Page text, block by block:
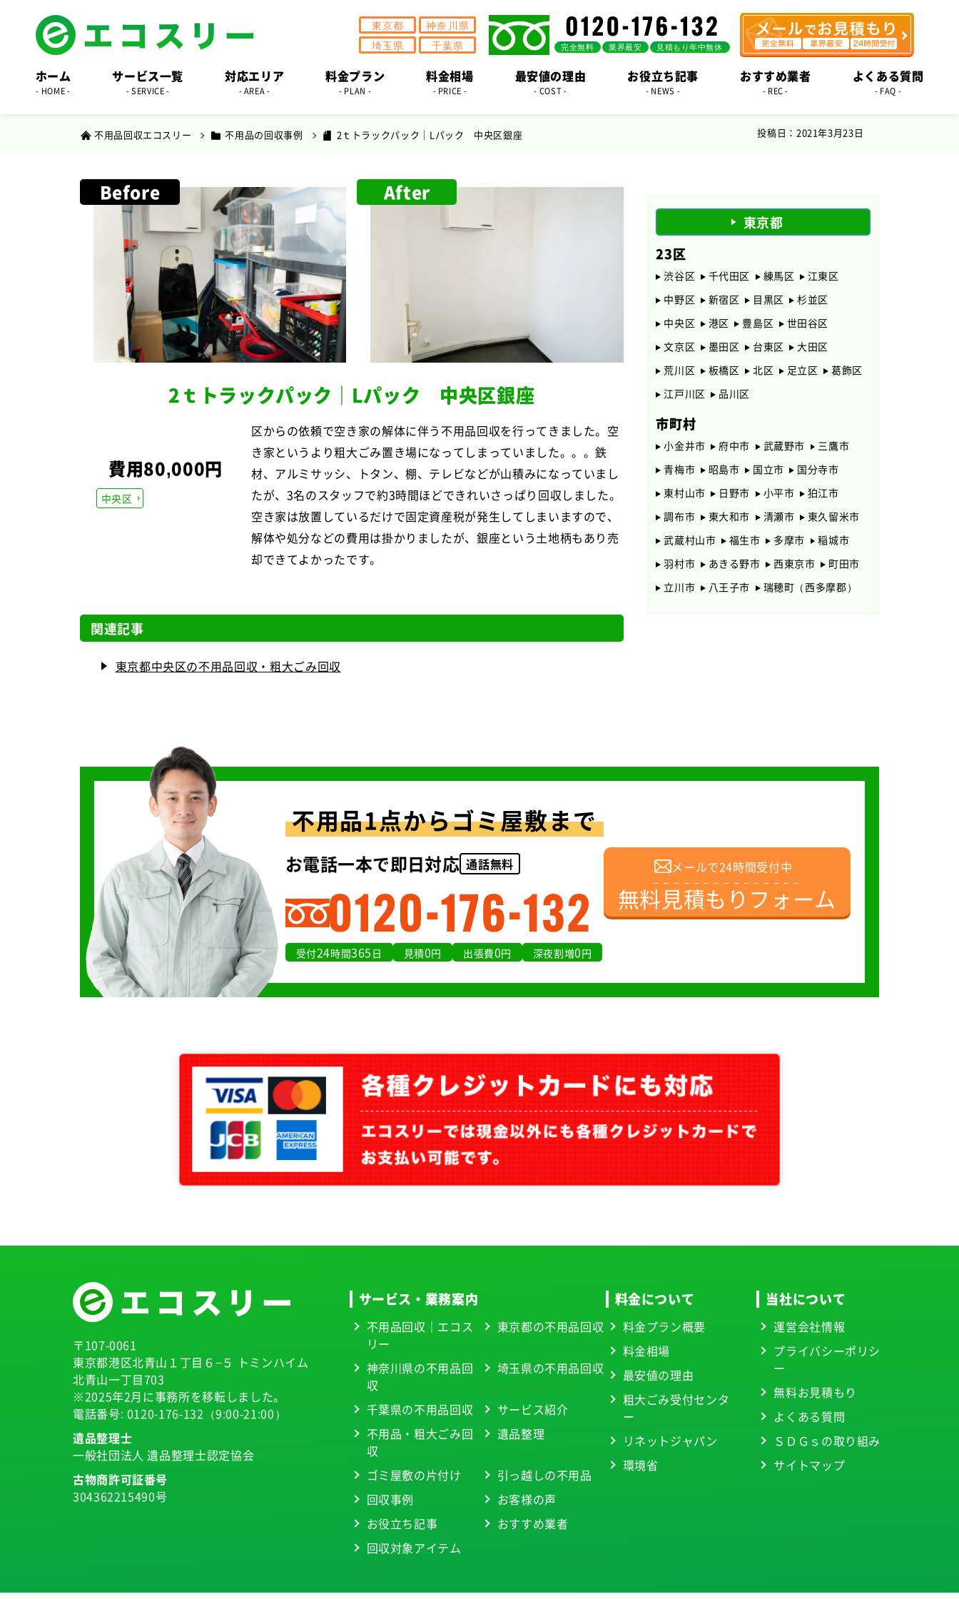
ホーム
- HOME -
サービス一覧
- SERVICE -
対応エリア
- AREA -
料金プラン
- PLAN -
料金相場
- PRICE -
最安値の理由
- COST -
お役立ち記事
- NEWS -
おすすめ業者
- REC -
よくある質問
- FAQ -
不用品回収エコスリー 不用品の回収事例 2ｔトラックパック｜Lパック 中央区銀座 投稿日：2021年3月23日
Before After
2ｔトラックパック｜Lパック 中央区銀座
費用80,000円
中央区
区からの依頼で空き家の解体に伴う不用品回収を行ってきました。空
き家というより粗大ごみ置き場になってしまっていました。。。鉄
材、アルミサッシ、トタン、棚、テレビなどが山積みになっていまし
たが、3名のスタッフで約3時間ほどできれいさっぱり回収しました。
空き家は放置しているだけで固定資産税が発生してしまいますので、
解体や処分などの費用は掛かりましたが、銀座という土地柄もあり売
却できてよかったです。
関連記事
東京都中央区の不用品回収・粗大ごみ回収
東京都
23区
渋谷区 千代田区 練馬区
江東区
中野区
新宿区 目黒区
杉並区
中央区
港区 豊島区
世田谷区
文京区
墨田区 台東区
大田区
荒川区
板橋区 北区 足立区
葛飾区
江戸川区
品川区
市町村
小金井市 府中市 武蔵野市
三鷹市
青梅市
昭島市 国立市
国分寺市
東村山市
日野市 小平市
狛江市
調布市
東大和市 清瀬市
東久留米市
武蔵村山市
福生市 多摩市
稲城市
羽村市
あきる野市 西東京市
町田市
立川市
八王子市 瑞穂町（西多摩郡）
不用品1点からゴミ屋敷まで
お電話一本で即日対応 通話無料
受付24時間365 日 見積0円 出張費0円 深夜割増0円
メールで24時間受付中
無料見積もりフォーム
〒107-0061
東京都港区北青山１丁目６−５ トミンハイム
北青山一丁目703
※2025年2月に事務所を移転しました。
電話番号: 0120-176-132 （9:00-21:00）
遺品整理士
一般社団法人 遺品整理士認定協会
古物商許可証番号
304362215490号
サービス・業務案内
不用品回収｜エコス
リー
東京都の不用品回収
神奈川県の不用品回
収
埼玉県の不用品回収
千葉県の不用品回収
サービス紹介
不用品・粗大ごみ回
収
遺品整理
ゴミ屋敷の片付け
引っ越しの不用品
回収事例
お客様の声
お役立ち記事
おすすめ業者
回収対象アイテム
料金について
料金プラン概要
料金相場
最安値の理由
粗大ごみ受付センタ
ー
リネットジャパン
環境省
当社について
運営会社情報
プライバシーポリシ
ー
無料お見積もり
よくある質問
ＳＤＧｓの取り組み
サイトマップ